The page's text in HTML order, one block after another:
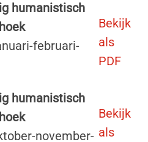
humanistisch
februari-
Bekijk
als
PDF
humanistisch
november-
Bekijk
als